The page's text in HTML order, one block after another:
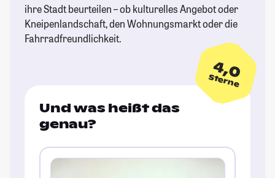
ihre Stadt beurteilen – ob kulturelles Angebot oder
Kneipenlandschaft, den Wohnungsmarkt oder die
Fahrradfreundlichkeit.
4,0
Sterne
Und was heißt das
genau?